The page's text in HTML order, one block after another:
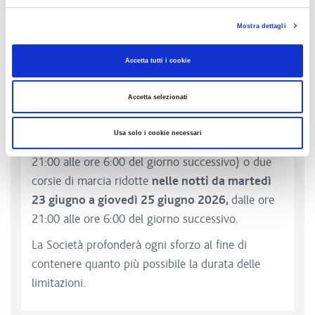
Mostra dettagli
Accetta tutti i cookie
Accetta selezionati
Usa solo i cookie necessari
progetto “Costruzione della corsia di emergenza
in A4 in corrispondenza del cavalcaferrovia
Verona Bologna Km 279+530”, in carreggiata Est
(direzione Venezia) dal Km 278+600 al Km
280+200,tra l’Interconnessione A4-A22 e il
21:00 alle ore 6:00 del giorno successivo) o due
corsie di marcia ridotte nelle notti da martedì
23 giugno a giovedì 25 giugno 2026, dalle ore
21:00 alle ore 6:00 del giorno successivo.
La Società profonderà ogni sforzo al fine di
contenere quanto più possibile la durata delle
limitazioni.